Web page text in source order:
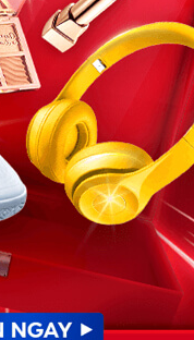
Thư đâu ngờ rằng,
bất ngờ phía trước.
đứa trẻ ríu rít chạy ra
khiến cô sững sờ, chân
khiến Minh Thư
Lan Chi như hai giọt